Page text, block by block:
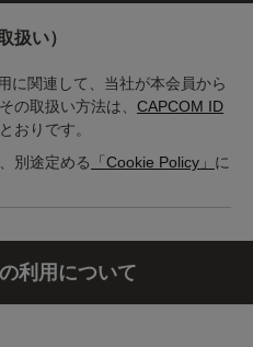
扱い）
に関連して、当社が本会員から
の取扱い方法は、 CAPCOM ID
おりです。
別途定める
「Cookie Policy」 に
利用について